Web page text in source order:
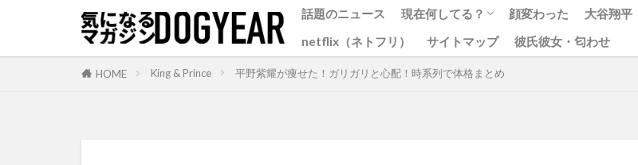
話題のニュース 現在何してる？
松本人志
ジャニーズ
顔変わった 大谷翔平
netflix（ネトフリ）
サイトマップ 彼氏彼女・匂わせ
HOME King & Prince 平野紫耀が痩せた！ガリガリと心配！時系列で体格まとめ